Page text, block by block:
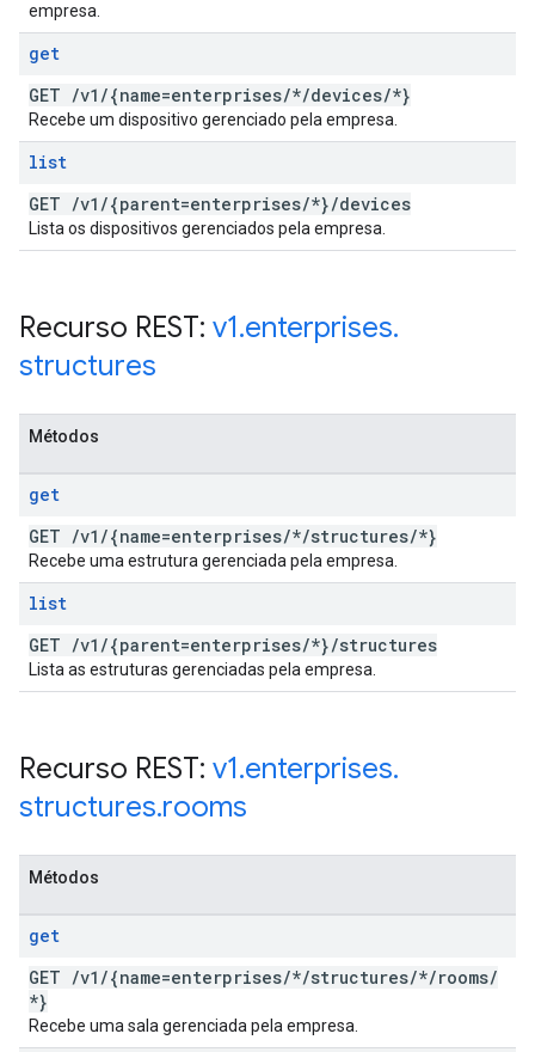
empresa.
get
GET /v1 /{name=enterprises/*/devices/*}
Recebe um dispositivo gerenciado pela empresa.
list
GET /v1 /{parent=enterprises/*}/devices
Lista os dispositivos gerenciados pela empresa.
Recurso REST: v1.enterprises.
structures
Métodos
get
GET /v1 /{name=enterprises/*/structures/*}
Recebe uma estrutura gerenciada pela empresa.
list
GET /v1 /{parent=enterprises/*}/structures
Lista as estruturas gerenciadas pela empresa.
Recurso REST: v1.enterprises.
structures.rooms
Métodos
get
GET /v1 /{name=enterprises/*/structures/*/rooms/
*}
Recebe uma sala gerenciada pela empresa.